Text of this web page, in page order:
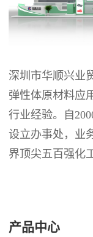
深圳市华顺兴业
弹性体原材料应
行业经验。自
设立办事处，业
界顶尖五百强化
产品中心